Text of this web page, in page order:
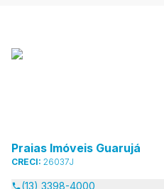
Praias Imóveis Guarujá
CRECI: 26037J
(13) 3398-4000